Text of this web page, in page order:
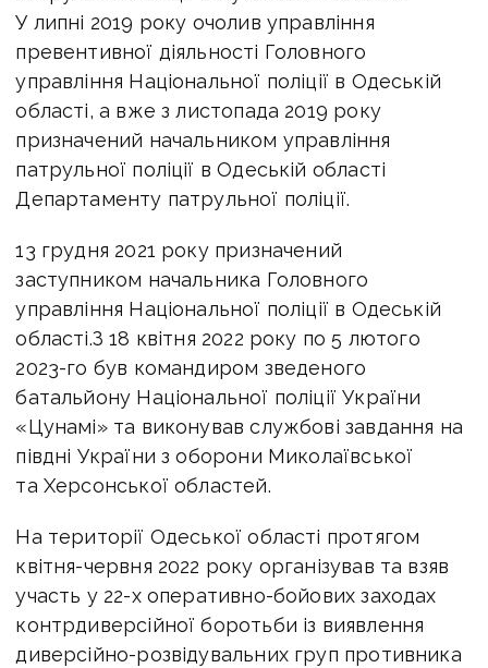
У липні 2019 року очолив управління
превентивної діяльності Головного
управління Національної поліції в Одеській
області, а вже з листопада 2019 року
призначений начальником управління
патрульної поліції в Одеській області
Департаменту патрульної поліції.
13 грудня 2021 року призначений
заступником начальника Головного
управління Національної поліції в Одеській
області.З 18 квітня 2022 року по 5 лютого
2023-го був командиром зведеного
батальйону Національної поліції України
«Цунамі» та виконував службові завдання на
півдні України з оборони Миколаївської
та Херсонської областей.
На території Одеської області протягом
квітня-червня 2022 року організував та взяв
участь у 22-х оперативно-бойових заходах
контрдиверсійної боротьби із виявлення
диверсійно-розвідувальних груп противника